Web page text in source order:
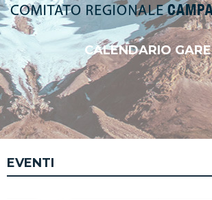
CALENDARIO
EVENTI